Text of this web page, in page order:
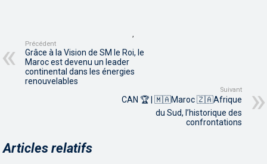
,
Précédent
Grâce à la Vision de SM le Roi, le
Maroc est devenu un leader
continental dans les énergies
renouvelables
Suivant
CAN 🏆 | 🇲🇦Maroc 🇿🇦Afrique
du Sud, l’historique des
confrontations
Articles relatifs